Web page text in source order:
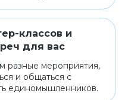
классов и
для вас
разные мероприятия,
и общаться с
единомышленников.